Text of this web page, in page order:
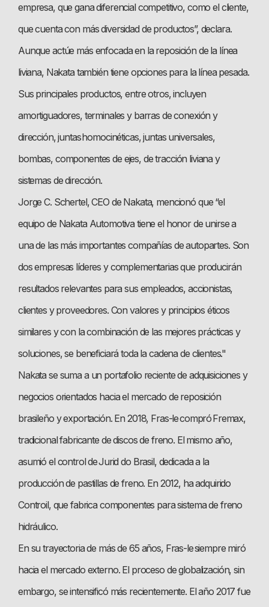
empresa, que gana diferencial competitivo, como el cliente,
que cuenta con más diversidad de productos”, declara.
Aunque actúe más enfocada en la reposición de la línea
liviana, Nakata también tiene opciones para la línea pesada.
Sus principales productos, entre otros, incluyen
amortiguadores, terminales y barras de conexión y
dirección, juntas homocinéticas, juntas universales,
bombas, componentes de ejes, de tracción liviana y
sistemas de dirección.
Jorge C. Schertel, CEO de Nakata, mencionó que “el
equipo de Nakata Automotiva tiene el honor de unirse a
una de las más importantes compañías de autopartes. Son
dos empresas líderes y complementarias que producirán
resultados relevantes para sus empleados, accionistas,
clientes y proveedores. Con valores y principios éticos
similares y con la combinación de las mejores prácticas y
soluciones, se beneficiará toda la cadena de clientes."
Nakata se suma a un portafolio reciente de adquisiciones y
negocios orientados hacia el mercado de reposición
brasileño y exportación. En 2018, Fras-le compró Fremax,
tradicional fabricante de discos de freno. El mismo año,
asumió el control de Jurid do Brasil, dedicada a la
producción de pastillas de freno. En 2012, ha adquirido
Controil, que fabrica componentes para sistema de freno
hidráulico.
En su trayectoria de más de 65 años, Fras-le siempre miró
hacia el mercado externo. El proceso de globalización, sin
embargo, se intensificó más recientemente. El año 2017 fue